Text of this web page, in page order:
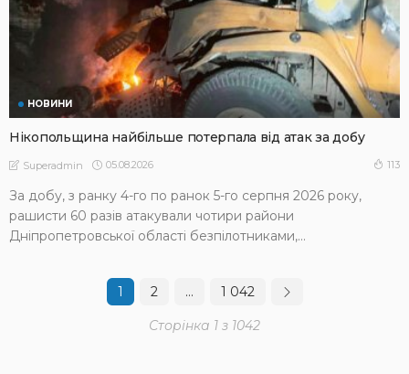
НОВИНИ
Нікопольщина найбільше потерпала від атак за добу
Superadmin 05.08.2026 113
За добу, з ранку 4-го по ранок 5-го серпня 2026 року,
рашисти 60 разів атакували чотири райони
Дніпропетровської області безпілотниками,...
1 2 … 1 042
Сторінка 1 з 1042